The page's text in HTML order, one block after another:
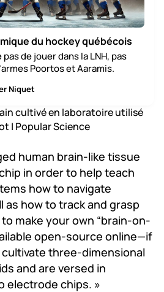
du hockey québécois
de jouer dans la LNH, pas
Poortos et Aaramis.
Niquet
cultivé en laboratoire utilisé
| Popular Science
human brain-like tissue
in order to help teach
how to navigate
as how to track and grasp
make your own “brain-on-
open-source online—if
three-dimensional
and are versed in
electrode chips. »